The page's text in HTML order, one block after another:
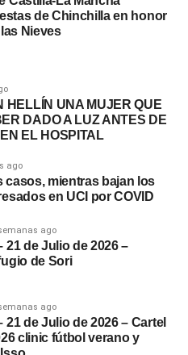
de Chinchilla en honor
Nieves
HELLÍN UNA MUJER QUE
DADO A LUZ ANTES DE
EL HOSPITAL
ago
casos, mientras bajan los
en UCI por COVID
ago
21 de Julio de 2026 –
de Sori
ago
21 de Julio de 2026 – Cartel
clinic fútbol verano y